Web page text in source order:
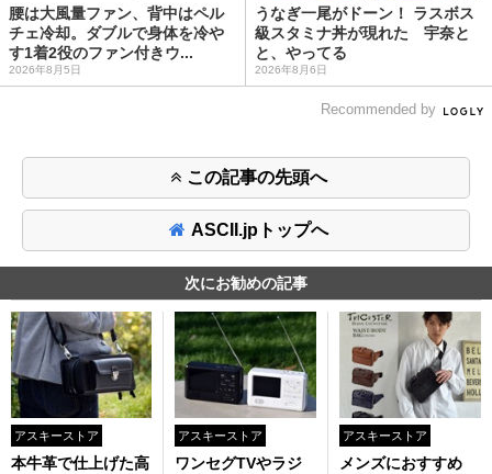
腰は大風量ファン、背中はペル
チェ冷却。ダブルで身体を冷や
す1着2役のファン付きウ...
2026年8月5日
うなぎ一尾がドーン！ ラスボス
級スタミナ丼が現れた 宇奈と
と、やってる
2026年8月6日
Recommended by
この記事の先頭へ
ASCII.jpトップへ
次にお勧めの記事
アスキーストア
本牛革で仕上げた高
アスキーストア
ワンセグTVやラジ
アスキーストア
メンズにおすすめ